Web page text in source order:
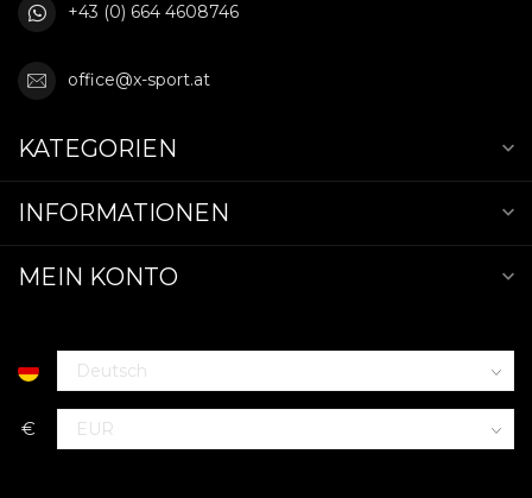
+43 (0) 664 4608746
office@x-sport.at
KATEGORIEN
INFORMATIONEN
MEIN KONTO
€